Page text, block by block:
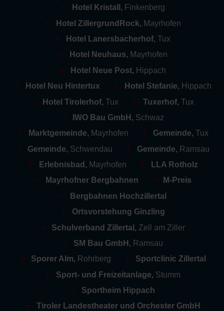
Hotel Kristall, Finkenberg
Hotel ZillergrundRock, Mayrhofen
Hotel Lanersbacherhof, Tux
Hotel Neuhaus, Mayrhofen
Hotel Neue Post, Hippach
Hotel Neu Hintertux
Hotel Stefanie, Hippach
Hotel Tirolerhof, Tux Tuxerhof, Tux
IWO Bau GmbH, Schwaz
Marktgemeinde, Mayrhofen Gemeinde, Tux
Gemeinde, Schwendau Gemeinde, Ramsau
Erlebnisbad, Mayrhofen
LLA Rotholz
Mayrhofner Bergbahnen
M-Preis
Bergbahnen Hochzillertal
Ortsvorstehung Ginzling
Schulverband Zillertal, Zell am Ziller
SM Bau GmbH, Ramsau
Sporer Alm, Rohrberg
Sportclinic Zillertal
Sport- und Freizeitanlage, Stumm
Sportheim Hippach
Tiroler Landestheater und Orchester GmbH